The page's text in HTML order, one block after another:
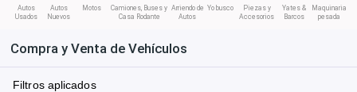
Autos
Usados
Autos
Nuevos
Motos
Camiones, Buses y
Casa Rodante
Arriendo de
Autos
Yo busco
Piezas y
Accesorios
Yates &
Barcos
Maquinaria
pesada
Compra y Venta de Vehículos
Filtros aplicados